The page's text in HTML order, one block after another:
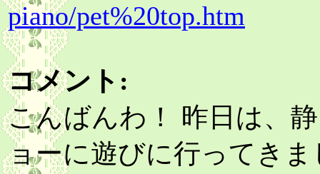
piano/pet%20top.htm
コメント:
こんばんわ！ 昨日は、
ョーに遊びに行ってき